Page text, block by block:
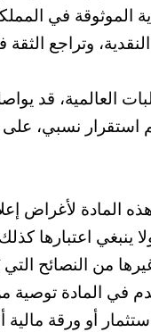
الموثوقة في
وتراجع الثقة
العالمية، قد
استقرار نسبي،
المادة لأغراض
اعتبارها
من النصائح التي
أو ورقة مالية